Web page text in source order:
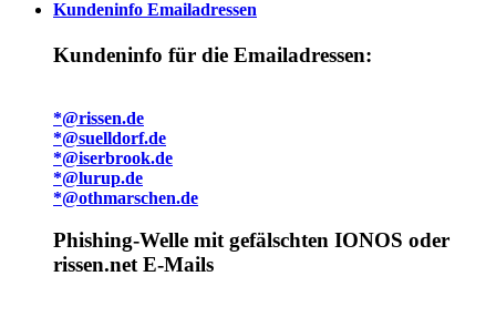
Kundeninfo Emailadressen
Kundeninfo für die Emailadressen:
*@rissen.de
*@suelldorf.de
*@iserbrook.de
*@lurup.de
*@othmarschen.de
Phishing-Welle mit gefälschten IONOS oder
rissen.net E-Mails